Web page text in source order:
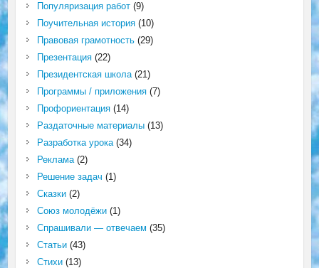
Популяризация работ(9)
Поучительная история(10)
Правовая грамотность(29)
Презентация(22)
Президентская школа(21)
Программы / приложения(7)
Профориентация(14)
Раздаточные материалы(13)
Разработка урока(34)
Реклама(2)
Решение задач (1)
Сказки(2)
Союз молодёжи(1)
Спрашивали — отвечаем (35)
Статьи(43)
Стихи(13)